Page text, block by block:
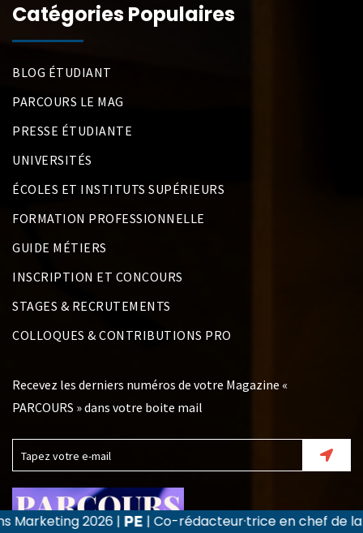
| Co-rédacteur·trice en chef de la revue Recherche
Catégories Populaires
BLOG ÉTUDIANT
PARCOURS LE MAG
PRESSE ÉTUDIANTE
UNIVERSITÉS
ÉCOLES ET INSTITUTS SUPÉRIEURS
FORMATION PROFESSIONNELLE
GUIDE MÉTIERS
INSCRIPTION ET CONCOURS
STAGES & RECRUTEMENTS
COLLOQUES & CONTRIBUTIONS PRO
Recevez les derniers numéros de votre Magazine «
PARCOURS » dans votre boite mail